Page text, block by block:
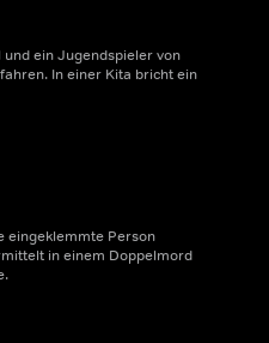
ein Jugendspieler von
In einer Kita bricht ein
eingeklemmte Person
in einem Doppelmord